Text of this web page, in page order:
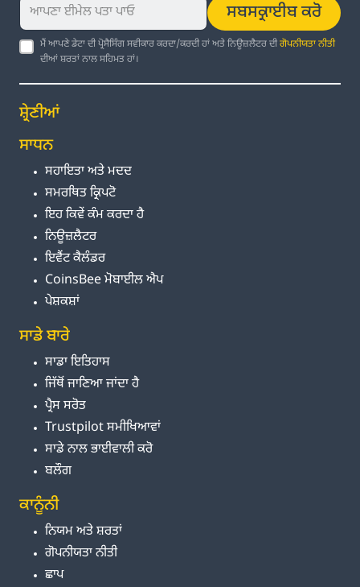
ਸਬਸਕ੍ਰਾਈਬ ਕਰੋ
ਮੈਂ ਆਪਣੇ ਡੇਟਾ ਦੀ ਪ੍ਰੋਸੈਸਿੰਗ ਸਵੀਕਾਰ ਕਰਦਾ/ਕਰਦੀ ਹਾਂ ਅਤੇ ਨਿਊਜ਼ਲੈਟਰ ਦੀਗੋਪਨੀਯਤਾ ਨੀਤੀ
ਦੀਆਂ ਸ਼ਰਤਾਂ ਨਾਲ ਸਹਿਮਤ ਹਾਂ।
ਸ਼੍ਰੇਣੀਆਂ
ਸਾਧਨ
ਸਹਾਇਤਾ ਅਤੇ ਮਦਦ
ਸਮਰਥਿਤ ਕ੍ਰਿਪਟੋ
ਇਹ ਕਿਵੇਂ ਕੰਮ ਕਰਦਾ ਹੈ
ਨਿਊਜ਼ਲੈਟਰ
ਇਵੈਂਟ ਕੈਲੰਡਰ
CoinsBee ਮੋਬਾਈਲ ਐਪ
ਪੇਸ਼ਕਸ਼ਾਂ
ਸਾਡੇ ਬਾਰੇ
ਸਾਡਾ ਇਤਿਹਾਸ
ਜਿੱਥੋਂ ਜਾਣਿਆ ਜਾਂਦਾ ਹੈ
ਪ੍ਰੈਸ ਸਰੋਤ
Trustpilot ਸਮੀਖਿਆਵਾਂ
ਸਾਡੇ ਨਾਲ ਭਾਈਵਾਲੀ ਕਰੋ
ਬਲੌਗ
ਕਾਨੂੰਨੀ
ਨਿਯਮ ਅਤੇ ਸ਼ਰਤਾਂ
ਗੋਪਨੀਯਤਾ ਨੀਤੀ
ਛਾਪ